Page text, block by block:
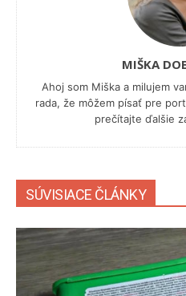
MIŠKA
Ahoj som Miška a milujem
rada, že môžem písať pre
prečítajte ďalšie
SÚVISIACE ČLÁNKY